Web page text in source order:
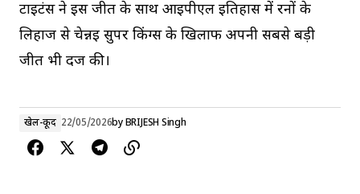
टाइटंस ने इस जीत के साथ आईपीएल इतिहास में रनों के
लिहाज से चेन्नई सुपर किंग्स के खिलाफ अपनी सबसे बड़ी
जीत भी दर्ज की।
खेल-कूद 22/05/2026byBRIJESH Singh